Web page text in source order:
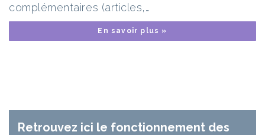
complémentaires (articles,…
En savoir plus »
Retrouvez ici le fonctionnement des